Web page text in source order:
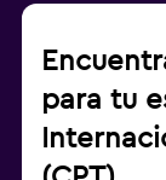
para tu